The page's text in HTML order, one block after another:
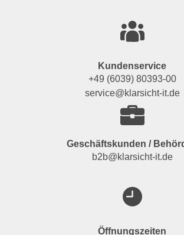
Kundenservice
+49 (6039) 80393-00
service@klarsicht-it.de
Geschäftskunden /
b2b@klarsicht-it.de
Öffnungszeiten